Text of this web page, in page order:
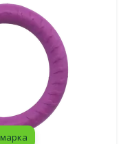
марка